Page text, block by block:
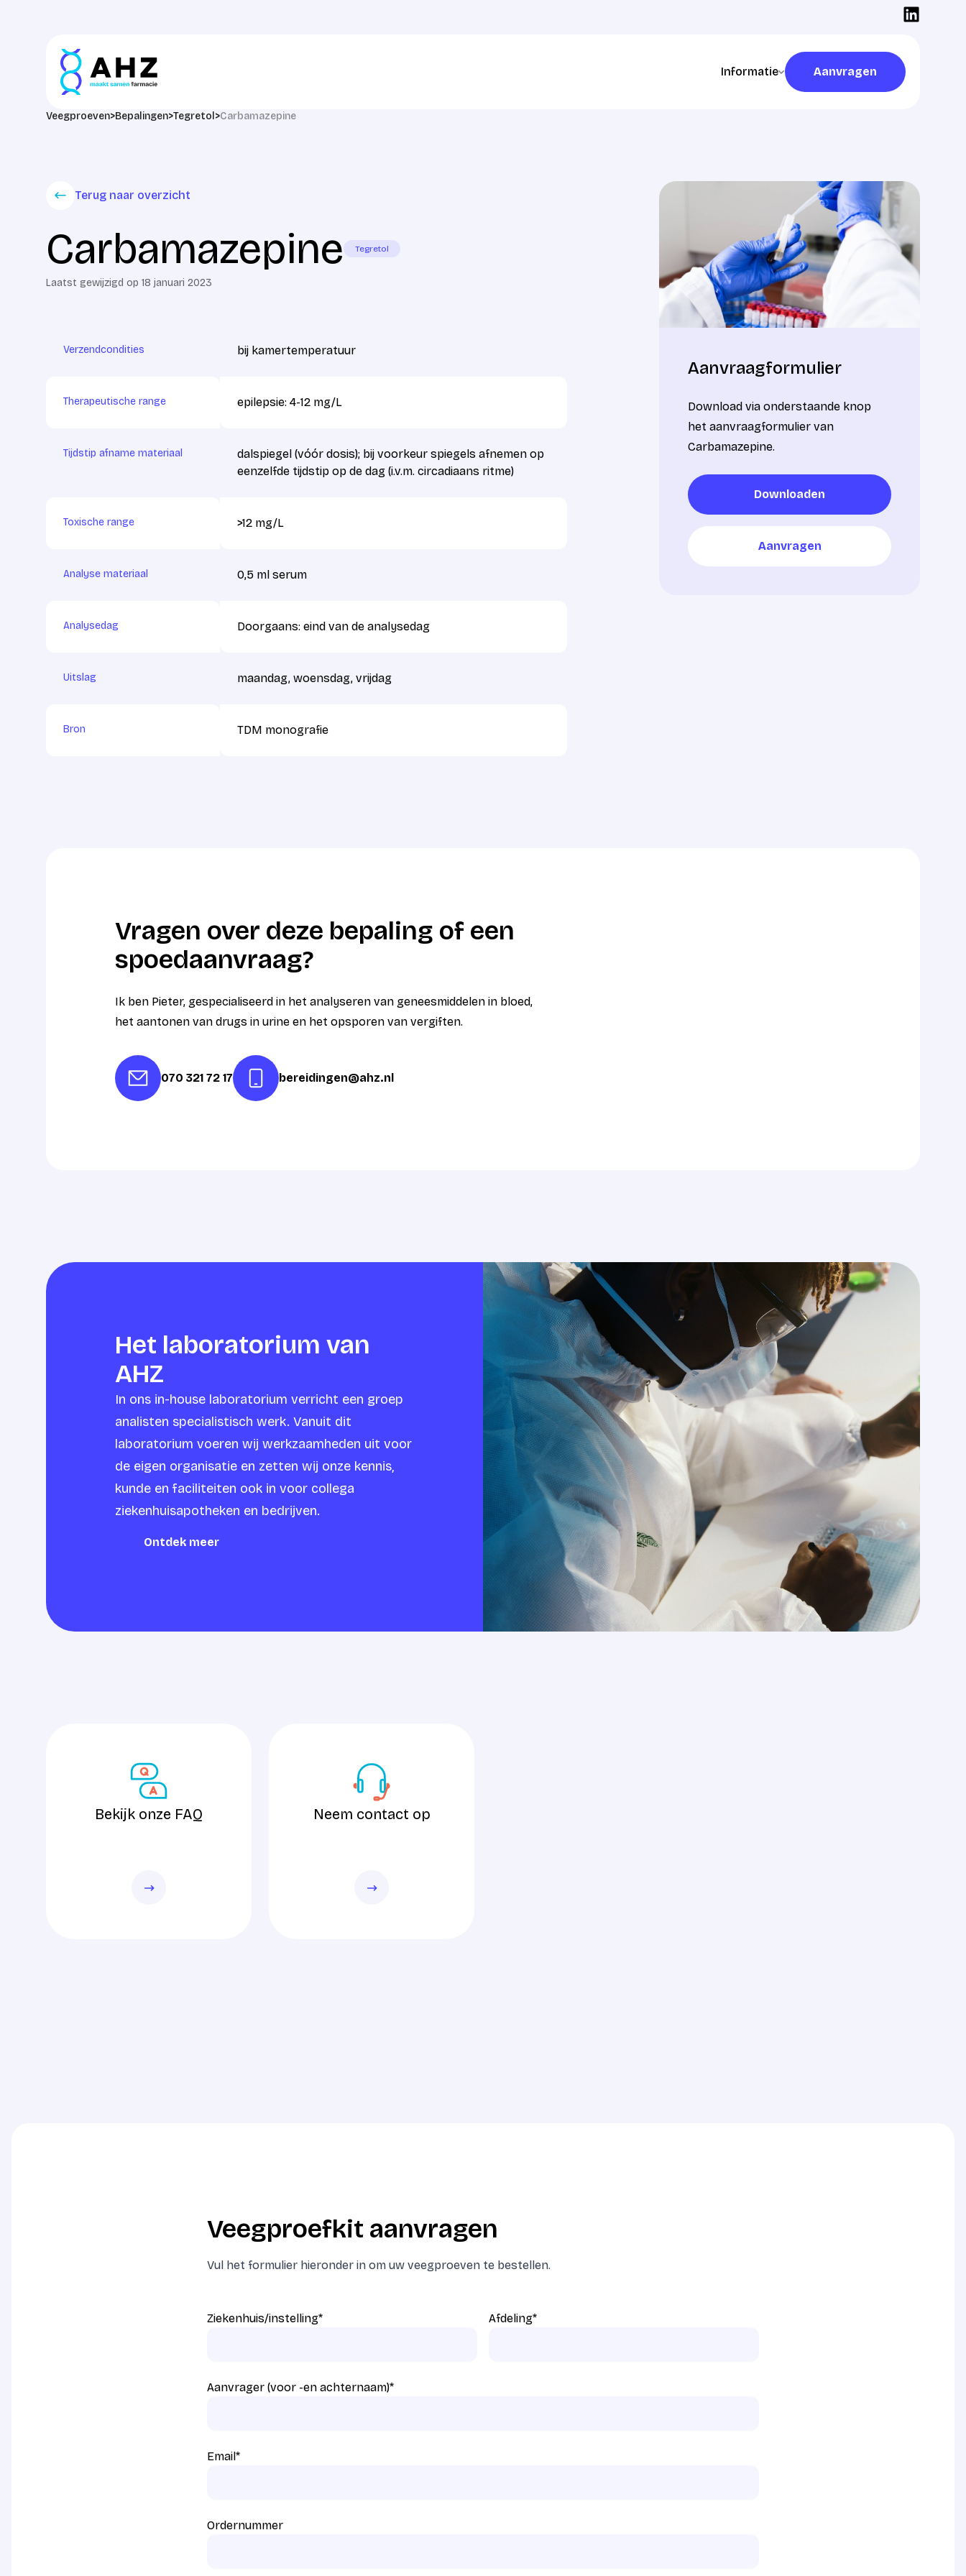
Informatie
Aanvragen
Aanvragen
Veegproeven>Bepalingen>Tegretol >Carbamazepine
Terug naar overzicht
Carbamazepine Tegretol
Laatst gewijzigd op 18 januari 2023
Verzendcondities bij kamertemperatuur
Therapeutische range epilepsie: 4-12 mg/L
Tijdstip afname materiaal
dalspiegel (vóór dosis); bij voorkeur spiegels afnemen op
eenzelfde tijdstip op de dag (i.v.m. circadiaans ritme)
Toxische range >12 mg/L
Analyse materiaal 0,5 ml serum
Analysedag Doorgaans: eind van de analysedag
Uitslag maandag, woensdag, vrijdag
Bron TDM monografie
Aanvraagformulier
Download via onderstaande knop
het aanvraagformulier van
Carbamazepine.
Downloaden
Downloaden
Aanvragen
Vragen over deze bepaling of een
spoedaanvraag?
Ik ben Pieter, gespecialiseerd in het analyseren van geneesmiddelen in bloed,
het aantonen van drugs in urine en het opsporen van vergiften.
070 321 72 17 bereidingen@ahz.nl
Het laboratorium van
AHZ
In ons in-house laboratorium verricht een groep
analisten specialistisch werk. Vanuit dit
laboratorium voeren wij werkzaamheden uit voor
de eigen organisatie en zetten wij onze kennis,
kunde en faciliteiten ook in voor collega
ziekenhuisapotheken en bedrijven.
Ontdek meer
Bekijk onze FAQ Neem contact op
Veegproefkit aanvragen
Vul het formulier hieronder in om uw veegproeven te bestellen.
Ziekenhuis/instelling* Afdeling*
Aanvrager (voor -en achternaam)*
Email*
Ordernummer